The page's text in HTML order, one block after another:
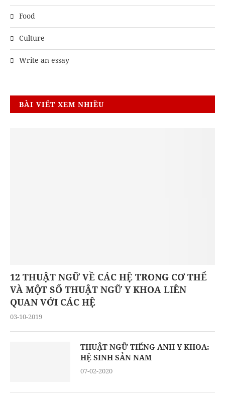
Food
Culture
Write an essay
BÀI VIẾT XEM NHIỀU
12 THUẬT NGỮ VỀ CÁC HỆ TRONG CƠ THỂ
VÀ MỘT SỐ THUẬT NGỮ Y KHOA LIÊN
QUAN VỚI CÁC HỆ
03-10-2019
THUẬT NGỮ TIẾNG ANH Y KHOA:
HỆ SINH SẢN NAM
07-02-2020